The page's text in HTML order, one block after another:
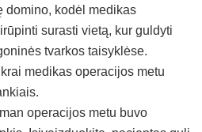
domino, kodėl medikas
surasti vietą, kur guldyti
tvarkos taisyklėse.
medikas operacijos metu
operacijos metu buvo